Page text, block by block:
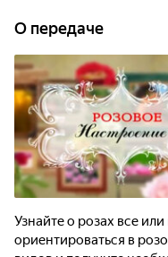
О передаче
Узнайте о розах все
ориентироваться в